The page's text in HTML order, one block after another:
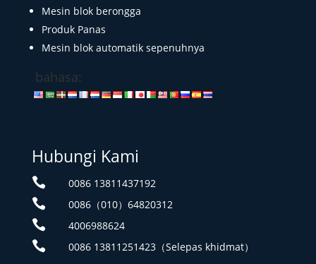
Mesin blok berongga
Produk Panas
Mesin blok automatik sepenuhnya
bahasa:
Hubungi Kami
 0086 13811437192
 0086（010）64820312
 4006988624
 0086 13811251423（Selepas khidmat）